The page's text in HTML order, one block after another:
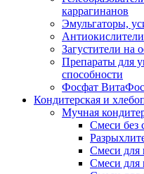
каррагинанов
Эмульгаторы,
Антиокислители
Загустители на
Препараты для
способности
Фосфат
Кондитерская и
Мучная
Смеси без
Смеси для
Смеси для